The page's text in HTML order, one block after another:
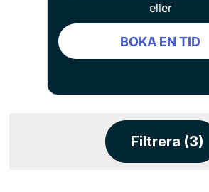
eller
BOKA EN TID
Filtrera (3)